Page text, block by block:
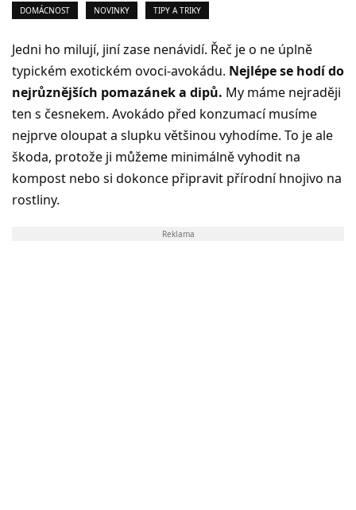
DOMÁCNOST NOVINKY TIPY A TRIKY
Jedni ho milují, jiní zase nenávidí. Řeč je o ne úplně
typickém exotickém ovoci-avokádu. Nejlépe se hodí do
nejrůznějších pomazánek a dipů. My máme nejraději
ten s česnekem. Avokádo před konzumací musíme
nejprve oloupat a slupku většinou vyhodíme. To je ale
škoda, protože ji můžeme minimálně vyhodit na
kompost nebo si dokonce připravit přírodní hnojivo na
rostliny.
Reklama